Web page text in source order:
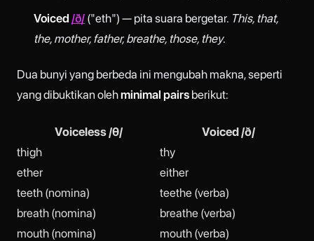
Voiced /ð/("eth") — pita suara bergetar. This, that,
the, mother, father, breathe, those, they.
Dua bunyi yang berbeda ini mengubah makna, seperti
yang dibuktikan olehminimal pairs berikut:
Voiceless /θ/
Voiced /ð/
thigh
thy
ether
either
teeth (nomina)
teethe (verba)
breath (nomina)
breathe (verba)
mouth (nomina)
mouth (verba)